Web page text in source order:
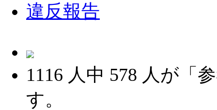
違反報告
1116 人中 578 人が「
す。